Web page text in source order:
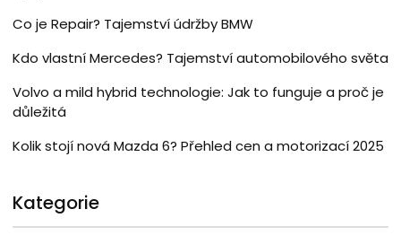
Co je Repair? Tajemství údržby BMW
Kdo vlastní Mercedes? Tajemství automobilového světa
Volvo a mild hybrid technologie: Jak to funguje a proč je
důležitá
Kolik stojí nová Mazda 6? Přehled cen a motorizací 2025
Kategorie